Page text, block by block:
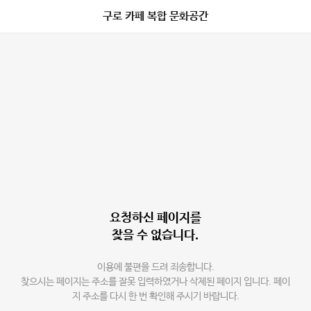
구로 카페 복합 문화공간
요청하신 페이지를
찾을 수 없습니다.
이용에 불편을 드려 죄송합니다.
찾으시는 페이지는 주소를 잘못 입력하였거나 삭제된 페이지 입니다. 페이
지 주소를 다시 한 번 확인해 주시기 바랍니다.